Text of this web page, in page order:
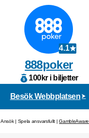
4.1
888poker
100kr i biljetter
Besök Webbplatsen
Ansök | Spela ansvarsfullt |GambleAware